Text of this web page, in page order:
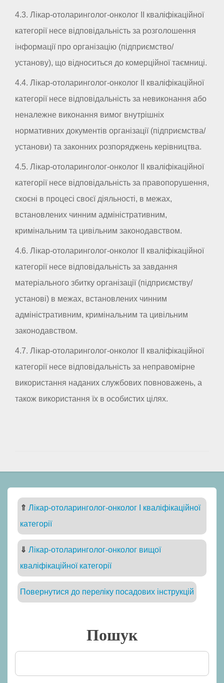
4.3. Лікар-отоларинголог-онколог II кваліфікаційної
категорії несе відповідальність за розголошення
інформації про організацію (підприємство/
установу), що відноситься до комерційної таємниці.
4.4. Лікар-отоларинголог-онколог II кваліфікаційної
категорії несе відповідальність за невиконання або
неналежне виконання вимог внутрішніх
нормативних документів організації (підприємства/
установи) та законних розпоряджень керівництва.
4.5. Лікар-отоларинголог-онколог II кваліфікаційної
категорії несе відповідальність за правопорушення,
скоєні в процесі своєї діяльності, в межах,
встановлених чинним адміністративним,
кримінальним та цивільним законодавством.
4.6. Лікар-отоларинголог-онколог II кваліфікаційної
категорії несе відповідальність за завдання
матеріального збитку організації (підприємству/
установі) в межах, встановлених чинним
адміністративним, кримінальним та цивільним
законодавством.
4.7. Лікар-отоларинголог-онколог II кваліфікаційної
категорії несе відповідальність за неправомірне
використання наданих службових повноважень, а
також використання їх в особистих цілях.
⇑ Лікар-отоларинголог-онколог I кваліфікаційної
категорії
⇓ Лікар-отоларинголог-онколог вищої
кваліфікаційної категорії
Повернутися до переліку посадових інструкцій
Пошук